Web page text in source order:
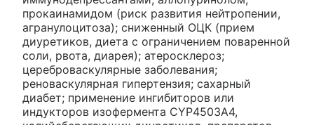
прокаинамидом (риск развития нейтропении,
агранулоцитоза); сниженный ОЦК (прием
диуретиков, диета с ограничением поваренной
соли, рвота, диарея); атеросклероз;
цереброваскулярные заболевания;
реноваскулярная гипертензия; сахарный
диабет; применение ингибиторов или
индукторов изофермента CYP4503A4,